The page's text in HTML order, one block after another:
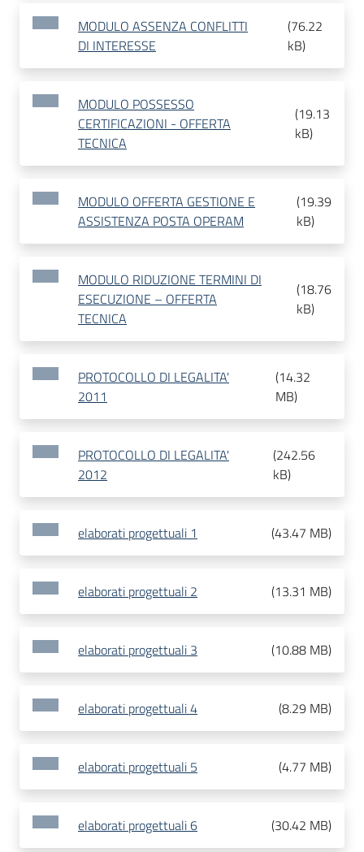
MODULO ASSENZA CONFLITTI
DI INTERESSE
(76.22
kB)
MODULO POSSESSO
CERTIFICAZIONI - OFFERTA
TECNICA
(19.13
kB)
MODULO OFFERTA GESTIONE E
ASSISTENZA POSTA OPERAM
(19.39
kB)
MODULO RIDUZIONE TERMINI DI
ESECUZIONE – OFFERTA
TECNICA
(18.76
kB)
PROTOCOLLO DI LEGALITA'
2011
(14.32
MB)
PROTOCOLLO DI LEGALITA'
2012
(242.56
kB)
elaborati progettuali 1 (43.47 MB)
elaborati progettuali 2 (13.31 MB)
elaborati progettuali 3 (10.88 MB)
elaborati progettuali 4 (8.29 MB)
elaborati progettuali 5 (4.77 MB)
elaborati progettuali 6 (30.42 MB)